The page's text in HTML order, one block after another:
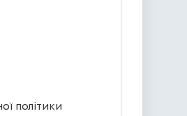
політики